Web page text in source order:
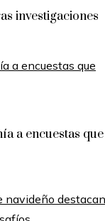
investigaciones
a encuestas que